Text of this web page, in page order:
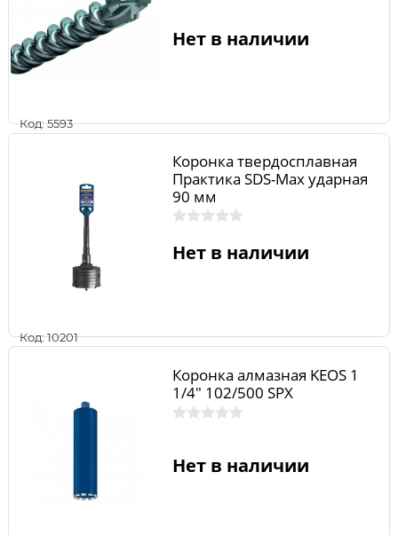
Код: 5593
Нет в наличии
Код: 10201
Коронка твердосплавная
Практика SDS-Max ударная
90 мм
Нет в наличии
Коронка алмазная KEOS 1
1/4" 102/500 SPX
Нет в наличии